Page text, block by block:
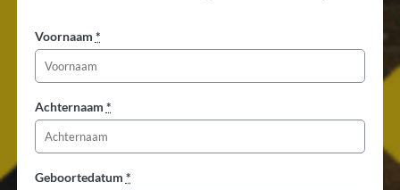
Voornaam *
Achternaam *
Geboortedatum *